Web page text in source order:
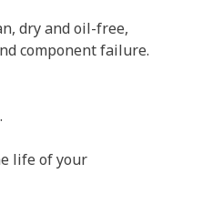
dry and oil-free,
component failure.
life of your